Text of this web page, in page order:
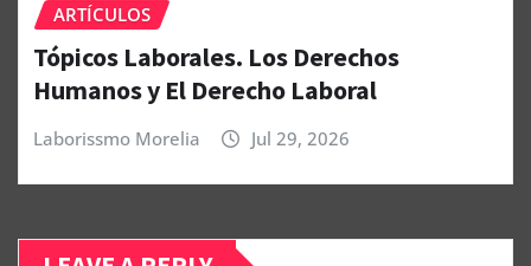
ARTÍCULOS
Tópicos Laborales. Los Derechos
Humanos y El Derecho Laboral
Laborissmo Morelia Jul 29, 2026